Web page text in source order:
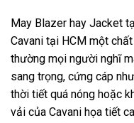
May Blazer hay Jacket
Cavani tại HCM một
thường mọi người nghĩ
sang trọng, cứng cáp
thời tiết quá nóng hoặc
vải của Cavani họa tiết